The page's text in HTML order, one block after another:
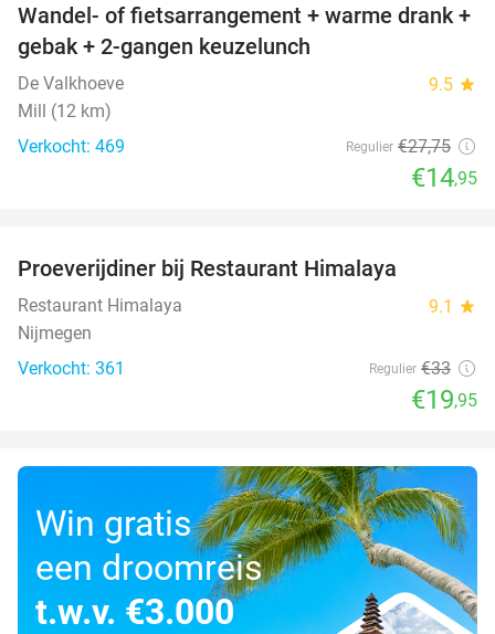
46%
Wandel- of fietsarrangement + warme drank +
gebak + 2-gangen keuzelunch
De Valkhoeve 9.5 star
Mill (12 km)
Verkocht: 469
Regulier €27,75
€14,95
Proeverijdiner bij Restaurant Himalaya
Restaurant Himalaya 9.1 star
Nijmegen
Verkocht: 361
Regulier €33
€19,95
Win gratis
een droomreis
t.w.v. €3.000